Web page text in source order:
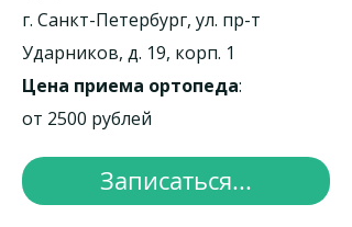
г. Санкт-Петербург, ул. пр-т
Ударников, д. 19, корп. 1
Цена приема ортопеда:
от 2500 рублей
Записаться...